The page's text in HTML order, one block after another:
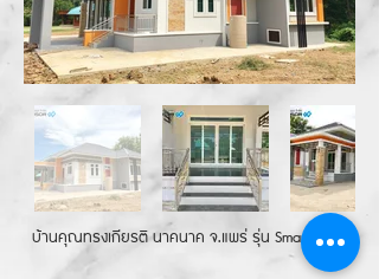
บ้านคุณทรงเกียรติ นาคนาค จ.แพร่ รุ่น Smart Basic